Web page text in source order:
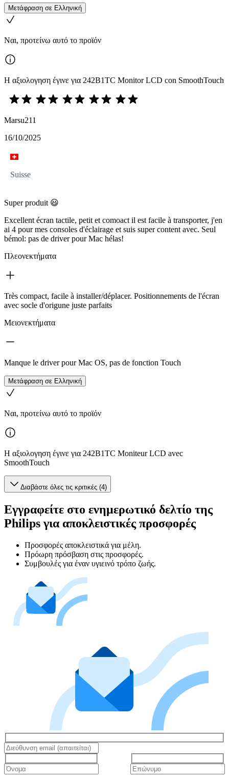
Μετάφραση σε Ελληνική
Ναι, προτείνω αυτό το προϊόν
Η αξιολογηση έγινε για 242B1TC Monitor LCD con SmoothTouch
Marsu211
16/10/2025
Suisse
Super produit 😃
Excellent écran tactile, petit et comoact il est facile à transporter, j'en
ai 4 pour mes consoles d'éclairage et suis super content avec. Seul
bémol: pas de driver pour Mac hélas!
Πλεονεκτήματα
Très compact, facile à installer/déplacer. Positionnements de l'écran
avec socle d'origune juste parfaits
Μειονεκτήματα
Manque le driver pour Mac OS, pas de fonction Touch
Μετάφραση σε Ελληνική
Ναι, προτείνω αυτό το προϊόν
Η αξιολογηση έγινε για 242B1TC Moniteur LCD avec
SmoothTouch
Διαβάστε όλες τις κριτικές (4)
Εγγραφείτε στο ενημερωτικό δελτίο της
Philips για αποκλειστικές προσφορές
Προσφορές αποκλειστικά για μέλη.
Πρόωρη πρόσβαση στις προσφορές.
Συμβουλές για έναν υγιεινό τρόπο ζωής.